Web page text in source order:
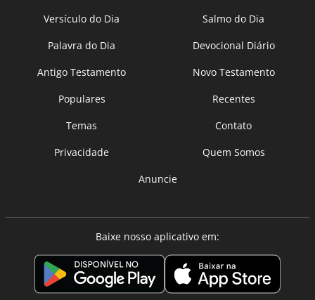
Versículo do Dia
Salmo do Dia
Palavra do Dia
Devocional Diário
Antigo Testamento
Novo Testamento
Populares
Recentes
Temas
Contato
Privacidade
Quem Somos
Anuncie
Baixe nosso aplicativo em: